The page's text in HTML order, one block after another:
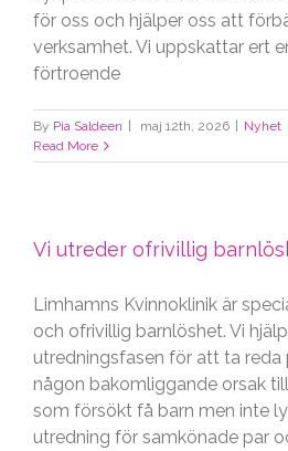
för oss och hjälper oss att
verksamhet. Vi uppskattar ert
förtroende
By Pia Saldeen maj 12th, 2026 Nyhet
Read More
Vi utreder ofrivillig
Limhamns Kvinnoklinik är
och ofrivillig barnlöshet. Vi
utredningsfasen för att ta reda
någon bakomliggande orsak
som försökt få barn men inte
utredning för samkönade par